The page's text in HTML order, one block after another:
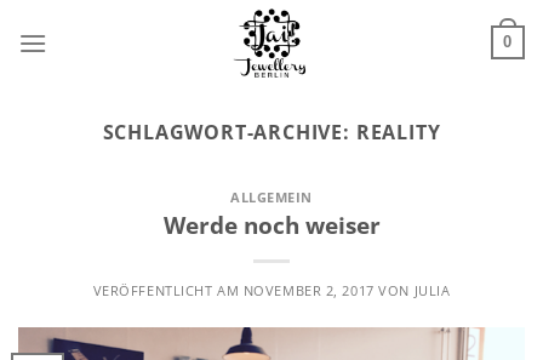
Inhalt
0
SCHLAGWORT-ARCHIVE: REALITY
ALLGEMEIN
Werde noch weiser
VERÖFFENTLICHT AM NOVEMBER 2, 2017 VON JULIA